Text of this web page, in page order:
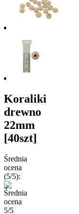
Koraliki
drewno
22mm
[40szt]
Średnia
ocena
(5/5):